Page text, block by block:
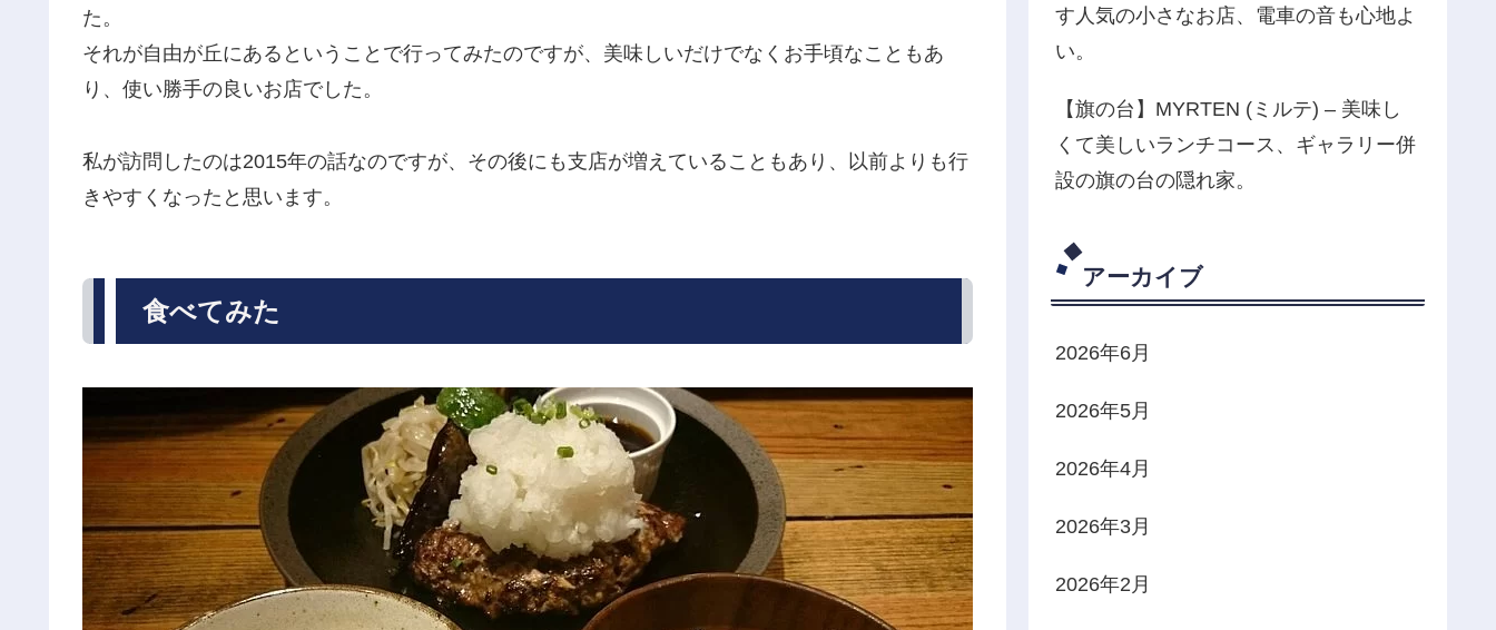
た。
それが自由が丘にあるということで行ってみたのですが、美味しいだけでなくお手頃なこともあ
り、使い勝手の良いお店でした。
私が訪問したのは2015年の話なのですが、その後にも支店が増えていることもあり、以前よりも行
きやすくなったと思います。
食べてみた
す人気の小さなお店、電車の音も心地よ
い。
【旗の台】MYRTEN (ミルテ) – 美味し
くて美しいランチコース、ギャラリー併
設の旗の台の隠れ家。
アーカイブ
2026年6月
2026年5月
2026年4月
2026年3月
2026年2月